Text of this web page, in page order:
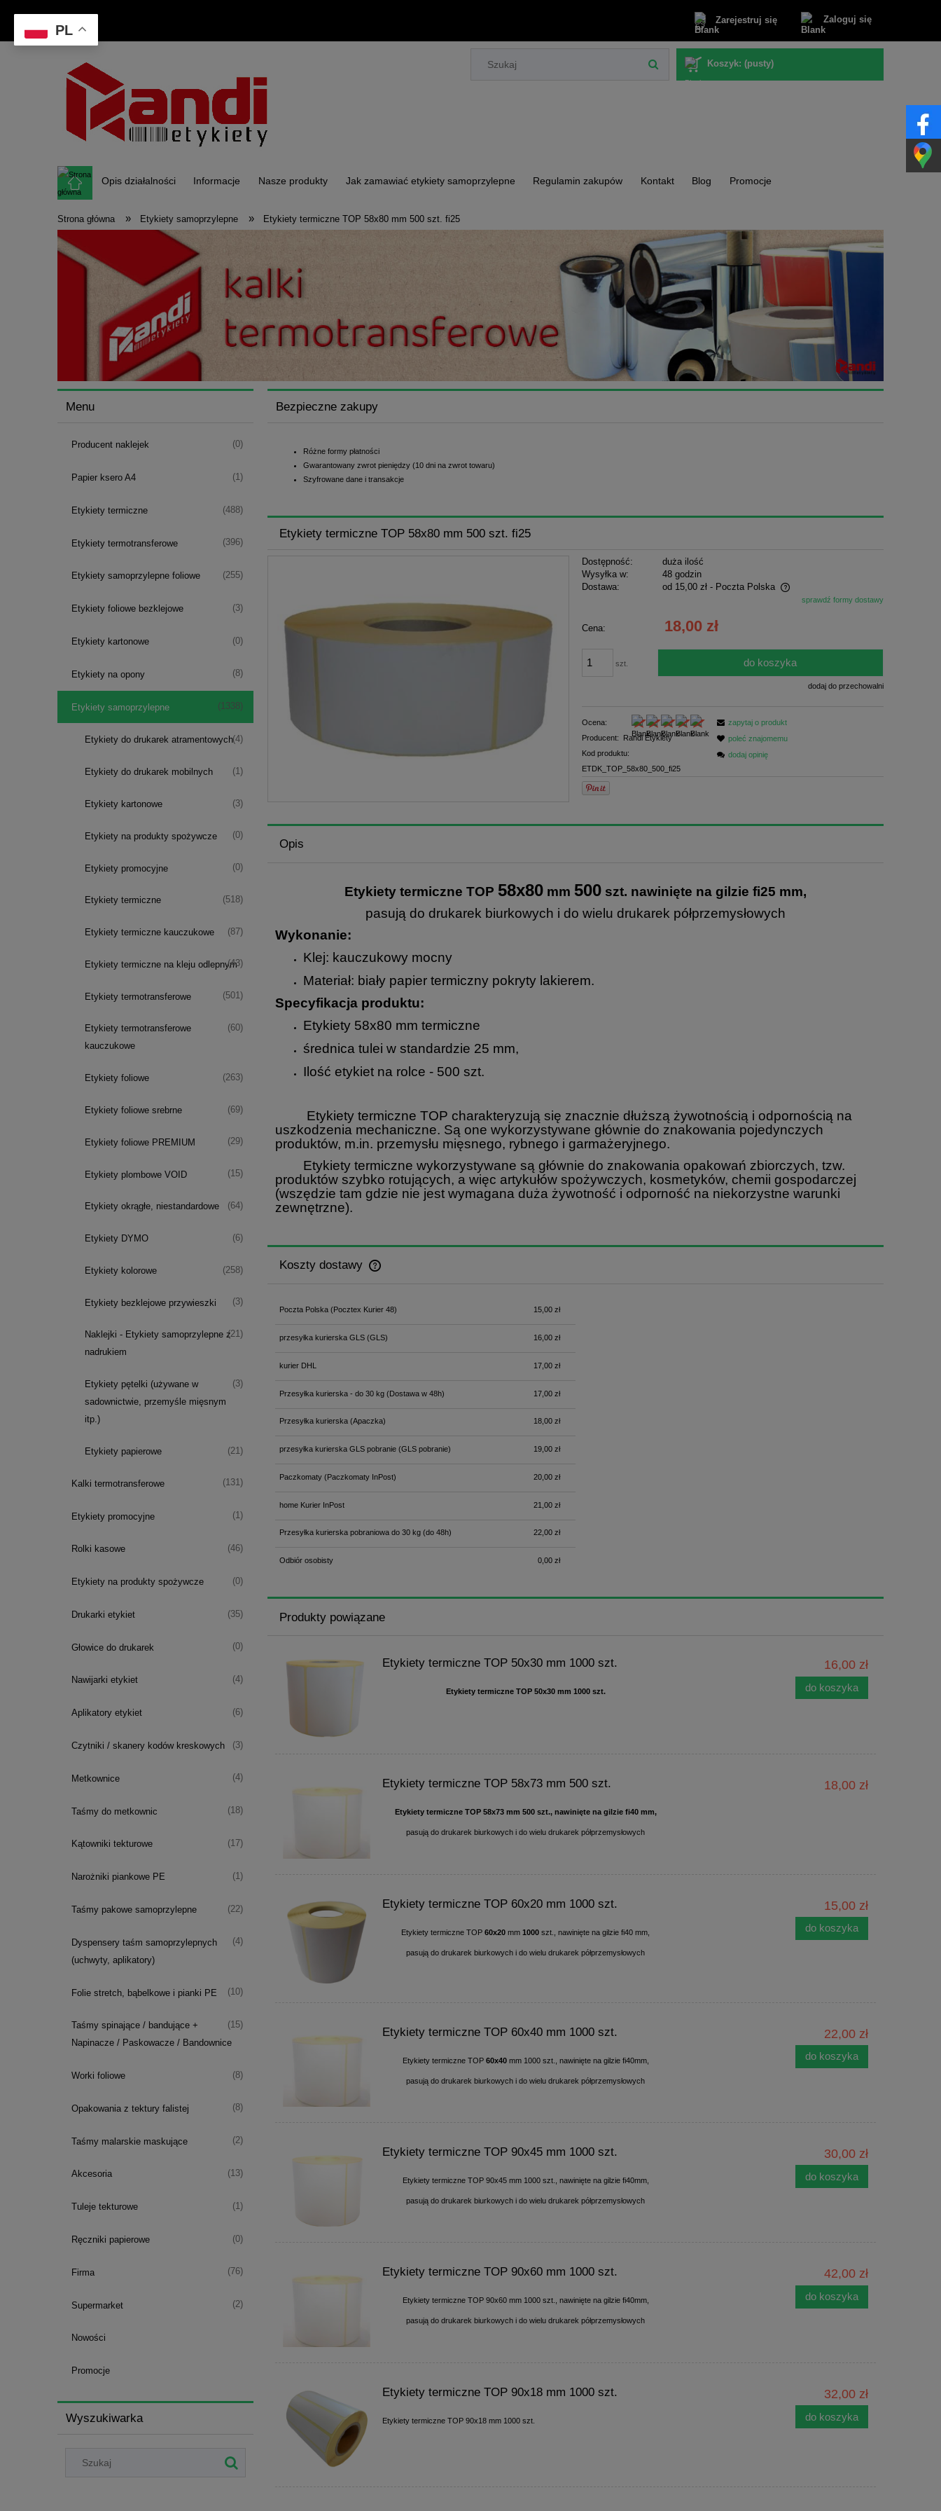
Zarejestruj się Zaloguj się
Koszyk: (pusty)
Opis działalności Informacje Nasze produkty Jak zamawiać etykiety samoprzylepne Regulamin zakupów Kontakt Blog Promocje
Strona główna » Etykiety samoprzylepne » Etykiety termiczne TOP 58x80 mm 500 szt. fi25
Menu
Producent naklejek (0)
Papier ksero A4 (1)
Etykiety termiczne (488)
Etykiety termotransferowe (396)
Etykiety samoprzylepne foliowe (255)
Etykiety foliowe bezklejowe (3)
Etykiety kartonowe (0)
Etykiety na opony (8)
Etykiety samoprzylepne (1338)
Etykiety do drukarek atramentowych(4)
Etykiety do drukarek mobilnych (1)
Etykiety kartonowe (3)
Etykiety na produkty spożywcze (0)
Etykiety promocyjne (0)
Etykiety termiczne (518)
Etykiety termiczne kauczukowe (87)
Etykiety termiczne na kleju odlepnym
(43)
Etykiety termotransferowe (501)
Etykiety termotransferowe
kauczukowe
(60)
Etykiety foliowe (263)
Etykiety foliowe srebrne (69)
Etykiety foliowe PREMIUM (29)
Etykiety plombowe VOID (15)
Etykiety okrągłe, niestandardowe (64)
Etykiety DYMO (6)
Etykiety kolorowe (258)
Etykiety bezklejowe przywieszki (3)
Naklejki - Etykiety samoprzylepne z
nadrukiem
(21)
Etykiety pętelki (używane w
sadownictwie, przemyśle mięsnym
itp.)
(3)
Etykiety papierowe (21)
Kalki termotransferowe (131)
Etykiety promocyjne (1)
Rolki kasowe (46)
Etykiety na produkty spożywcze (0)
Drukarki etykiet (35)
Głowice do drukarek (0)
Nawijarki etykiet (4)
Aplikatory etykiet (6)
Czytniki / skanery kodów kreskowych (3)
Metkownice (4)
Taśmy do metkownic (18)
Kątowniki tekturowe (17)
Narożniki piankowe PE (1)
Taśmy pakowe samoprzylepne (22)
Dyspensery taśm samoprzylepnych
(uchwyty, aplikatory)
(4)
Folie stretch, bąbelkowe i pianki PE (10)
Taśmy spinające / bandujące +
Napinacze / Paskowacze / Bandownice
(15)
Worki foliowe (8)
Opakowania z tektury falistej (8)
Taśmy malarskie maskujące (2)
Akcesoria (13)
Tuleje tekturowe (1)
Ręczniki papierowe (0)
Firma (76)
Supermarket (2)
Nowości
Promocje
Wyszukiwarka
Bezpieczne zakupy
Różne formy płatności
Gwarantowany zwrot pieniędzy (10 dni na zwrot towaru)
Szyfrowane dane i transakcje
Etykiety termiczne TOP 58x80 mm 500 szt. fi25
Dostępność:
duża ilość
Wysyłka w:
48 godzin
Dostawa:
od 15,00 zł - Poczta Polska
Cena nie zawiera ewentualnych kosztów
płatności
sprawdź formy dostawy
Cena: 18,00 zł
szt. do koszyka
dodaj do przechowalni
Ocena:
Producent:
Randi Etykiety
Kod produktu:
ETDK_TOP_58x80_500_fi25
zapytaj o produkt
poleć znajomemu
dodaj opinię
Opis
Etykiety termiczne TOP 58x80 mm 500 szt. nawinięte na gilzie fi25 mm,
pasują do drukarek biurkowych i do wielu drukarek półprzemysłowych
Wykonanie:
Klej: kauczukowy mocny
Materiał: biały papier termiczny pokryty lakierem.
Specyfikacja produktu:
Etykiety 58x80 mm termiczne
średnica tulei w standardzie 25 mm,
Ilość etykiet na rolce - 500 szt.
Etykiety termiczne TOP charakteryzują się znacznie dłuższą żywotnością i odpornością na
uszkodzenia mechaniczne. Są one wykorzystywane głównie do znakowania pojedynczych
produktów, m.in. przemysłu mięsnego, rybnego i garmażeryjnego.
Etykiety termiczne wykorzystywane są głównie do znakowania opakowań zbiorczych, tzw.
produktów szybko rotujących, a więc artykułów spożywczych, kosmetyków, chemii gospodarczej
(wszędzie tam gdzie nie jest wymagana duża żywotność i odporność na niekorzystne warunki
zewnętrzne).
Koszty dostawy
płatności
Poczta Polska(Pocztex Kurier 48) 15,00 zł
przesyłka kurierska GLS(GLS) 16,00 zł
kurier DHL 17,00 zł
Przesyłka kurierska - do 30 kg(Dostawa w 48h) 17,00 zł
Przesyłka kurierska (Apaczka) 18,00 zł
przesyłka kurierska GLS pobranie(GLS pobranie) 19,00 zł
Paczkomaty(Paczkomaty InPost) 20,00 zł
home Kurier InPost 21,00 zł
Przesyłka kurierska pobraniowa do 30 kg(do 48h) 22,00 zł
Odbiór osobisty 0,00 zł
Produkty powiązane
Etykiety termiczne TOP 50x30 mm 1000 szt.
Etykiety termiczne TOP 50x30 mm 1000 szt.
16,00 zł
do koszyka
Etykiety termiczne TOP 58x73 mm 500 szt.
Etykiety termiczne TOP 58x73 mm 500 szt., nawinięte na gilzie fi40 mm,
pasują do drukarek biurkowych i do wielu drukarek półprzemysłowych
18,00 zł
Etykiety termiczne TOP 60x20 mm 1000 szt.
Etykiety termiczne TOP60x20 mm1000 szt., nawinięte na gilzie fi40 mm,
pasują do drukarek biurkowych i do wielu drukarek półprzemysłowych
15,00 zł
do koszyka
Etykiety termiczne TOP 60x40 mm 1000 szt.
Etykiety termiczne TOP 60x40mm 1000 szt., nawinięte na gilzie fi40mm,
pasują do drukarek biurkowych i do wielu drukarek półprzemysłowych
22,00 zł
do koszyka
Etykiety termiczne TOP 90x45 mm 1000 szt.
Etykiety termiczne TOP 90x45 mm 1000 szt., nawinięte na gilzie fi40mm,
pasują do drukarek biurkowych i do wielu drukarek półprzemysłowych
30,00 zł
do koszyka
Etykiety termiczne TOP 90x60 mm 1000 szt.
Etykiety termiczne TOP 90x60 mm 1000 szt., nawinięte na gilzie fi40mm,
pasują do drukarek biurkowych i do wielu drukarek półprzemysłowych
42,00 zł
do koszyka
Etykiety termiczne TOP 90x18 mm 1000 szt.
Etykiety termiczne TOP 90x18 mm 1000 szt.
32,00 zł
do koszyka
PL